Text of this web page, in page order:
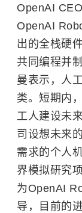
OpenAI
OpenAI
出的全栈硬
共同编程并
曼表示，人
类。短期内
工人建设未
司设想未来
需求的个人
界模拟研究
为OpenAI
导，目前的